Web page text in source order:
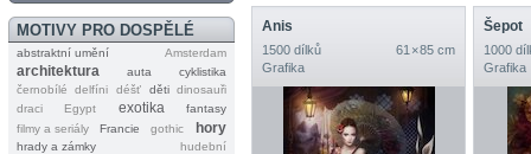
MOTIVY PRO DOSPĚLÉ
abstraktní umění Amsterdam
architektura auta
cyklistika
černobílé
delfíni déšť děti dinosauři
draci
Egypt exotika
fantasy
filmy a seriály
Francie gothic hory
hrady a zámky hudební
Anis
1500 dílků
61 × 85 cm
Grafika
Šepot
1000
Grafika